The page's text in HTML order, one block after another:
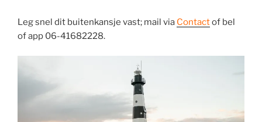
Leg snel dit buitenkansje vast; mail via Contactof bel
of app 06-41682228.